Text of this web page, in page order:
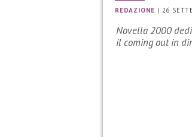
REDAZIONE | 26
Novella 2000
il coming out in